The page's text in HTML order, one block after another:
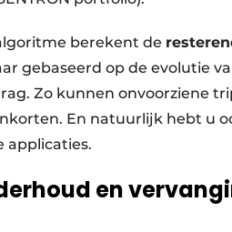
berekent de
gebaseerd op de evolutie
Zo kunnen onvoorziene
En natuurlijk hebt u
applicaties.
en